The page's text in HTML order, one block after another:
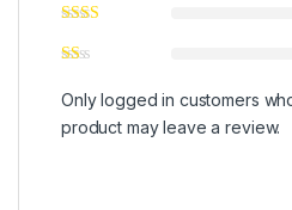
Only logged in customers
product may leave a review.